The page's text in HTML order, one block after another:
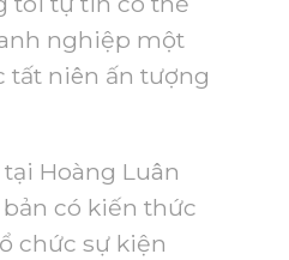
nghiệp một
niên ấn tượng
Hoàng Luân
có kiến thức
chức sự kiện